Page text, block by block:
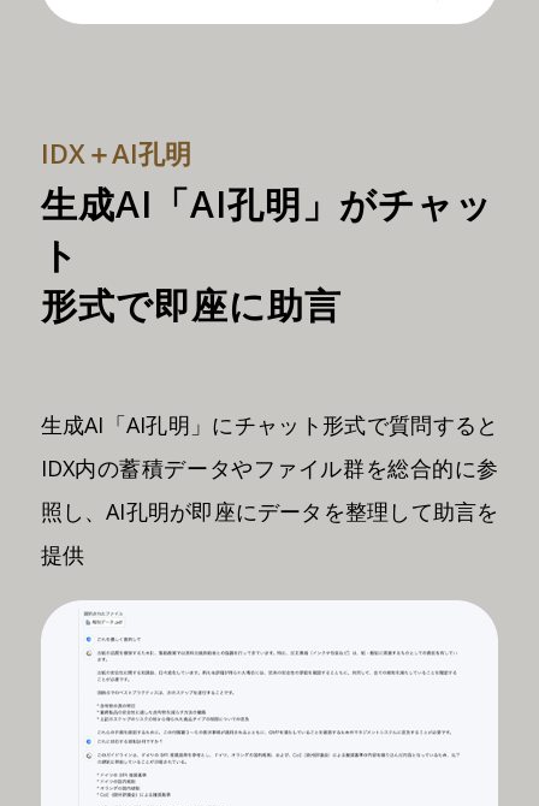
IDX＋AI孔明
生成AI「AI孔明」がチャッ
ト
形式で即座に助言
生成AI「AI孔明」にチャット形式で質問すると
IDX内の蓄積データやファイル群を総合的に参
照し、AI孔明が即座にデータを整理して助言を
提供